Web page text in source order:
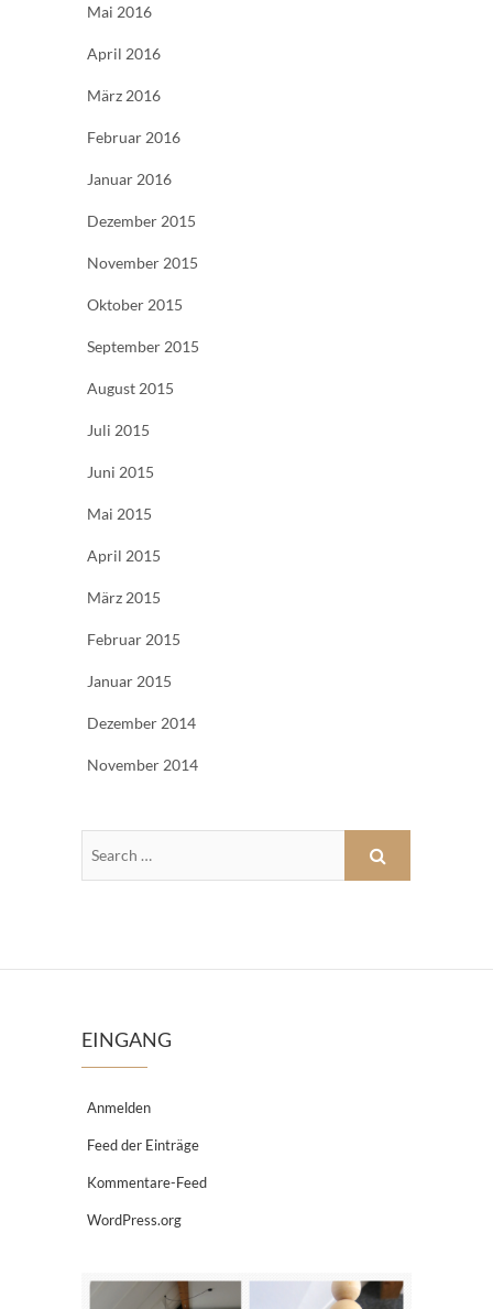
Mai 2016
April 2016
März 2016
Februar 2016
Januar 2016
Dezember 2015
November 2015
Oktober 2015
September 2015
August 2015
Juli 2015
Juni 2015
Mai 2015
April 2015
März 2015
Februar 2015
Januar 2015
Dezember 2014
November 2014
EINGANG
Anmelden
Feed der Einträge
Kommentare-Feed
WordPress.org